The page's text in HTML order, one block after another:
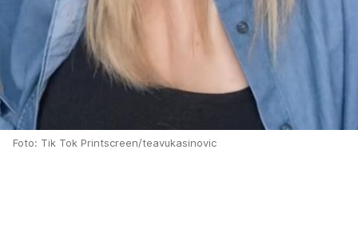
Foto: Tik Tok Printscreen/teavukasinovic